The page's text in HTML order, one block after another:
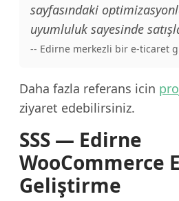
sayfasındaki
uyumluluk sayesinde
-- Edirne merkezli bir e-ticaret
Daha fazla referans icin
ziyaret edebilirsiniz.
SSS — Edirne
WooCommerce
Geliştirme